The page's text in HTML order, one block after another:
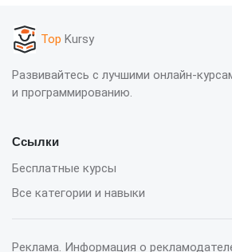
Top Kursy
Развивайтесь с лучшими онлайн-
и программированию.
Ссылки
Бесплатные курсы
Все категории и навыки
Реклама. Информация о